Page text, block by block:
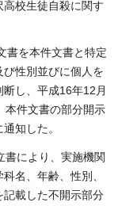
校生徒自殺に関す
を本件文書と特定
性別並びに個人を
し、平成16年12月
本件文書の部分開示
知した。
により、実施機関
名、年齢、性別、
載した不開示部分